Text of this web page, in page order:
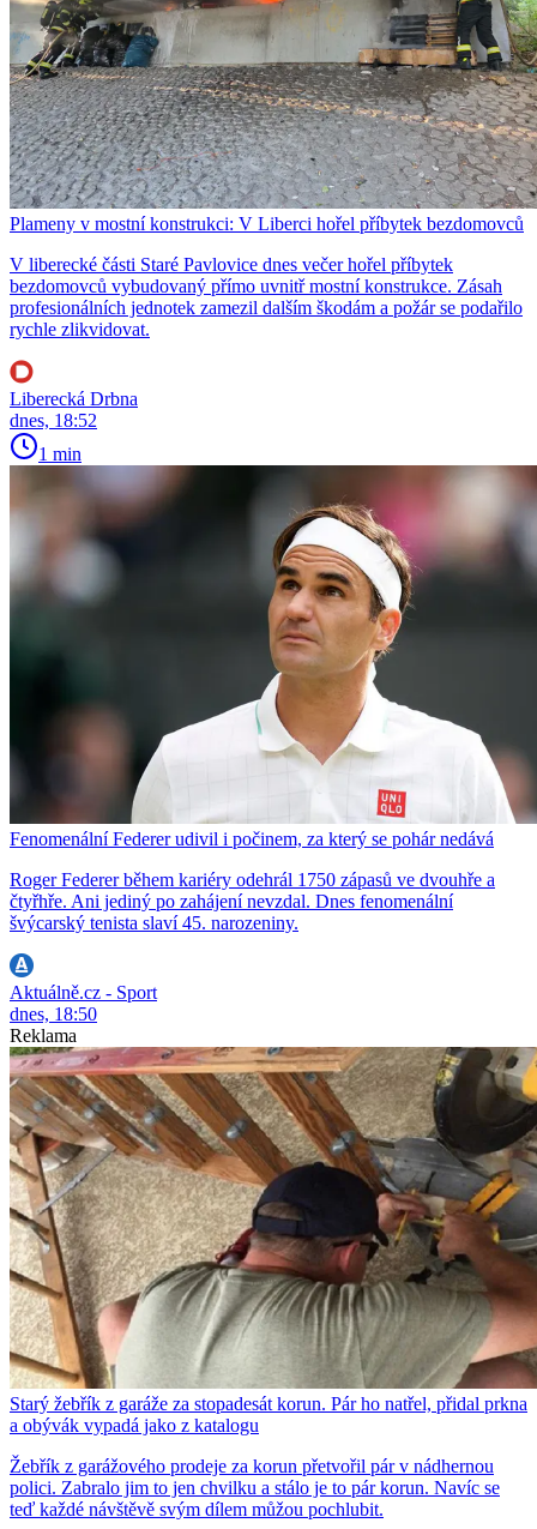
Plameny v mostní konstrukci: V Liberci hořel příbytek bezdomovců
V liberecké části Staré Pavlovice dnes večer hořel příbytek
bezdomovců vybudovaný přímo uvnitř mostní konstrukce. Zásah
profesionálních jednotek zamezil dalším škodám a požár se podařilo
rychle zlikvidovat.
Liberecká Drbna
dnes, 18:52
1 min
Fenomenální Federer udivil i počinem, za který se pohár nedává
Roger Federer během kariéry odehrál 1750 zápasů ve dvouhře a
čtyřhře. Ani jediný po zahájení nevzdal. Dnes fenomenální
švýcarský tenista slaví 45. narozeniny.
Aktuálně.cz - Sport
dnes, 18:50
Reklama
Starý žebřík z garáže za stopadesát korun. Pár ho natřel, přidal prkna
a obývák vypadá jako z katalogu
Žebřík z garážového prodeje za korun přetvořil pár v nádhernou
polici. Zabralo jim to jen chvilku a stálo je to pár korun. Navíc se
teď každé návštěvě svým dílem můžou pochlubit.